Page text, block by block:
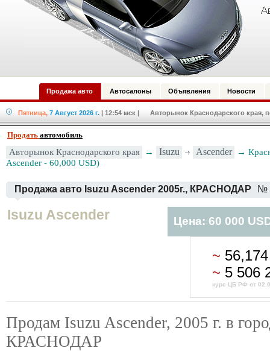
Продажа авто Автосалоны Объявления Новости
Пятница, 7 Август 2026 г. | 12:54 мск | Авторынок Краснодарского края,
Продать автомобиль
Авторынок Краснодарского края → Isuzu Ascender
→
Ascender - 60,000 USD)
Продажа авто Isuzu Ascender 2005г., КРАСНОДАР №
Isuzu Ascender Цена: 60 000
~
~ 5 506
курс ЦБ РФ от
Продам Isuzu Ascender, 2005 г. в
КРАСНОДАР